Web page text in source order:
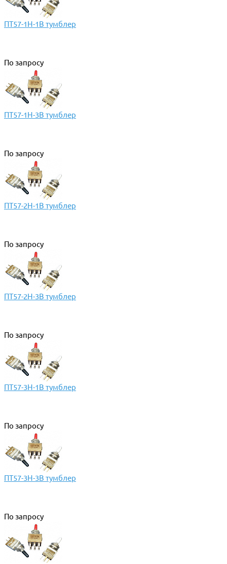
ПТ57-1Н-1В тумблер
По запросу
ПТ57-1Н-3В тумблер
По запросу
ПТ57-2Н-1В тумблер
По запросу
ПТ57-2Н-3В тумблер
По запросу
ПТ57-3Н-1В тумблер
По запросу
ПТ57-3Н-3В тумблер
По запросу